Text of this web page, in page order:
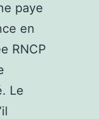
paye
en
RNCP
Le